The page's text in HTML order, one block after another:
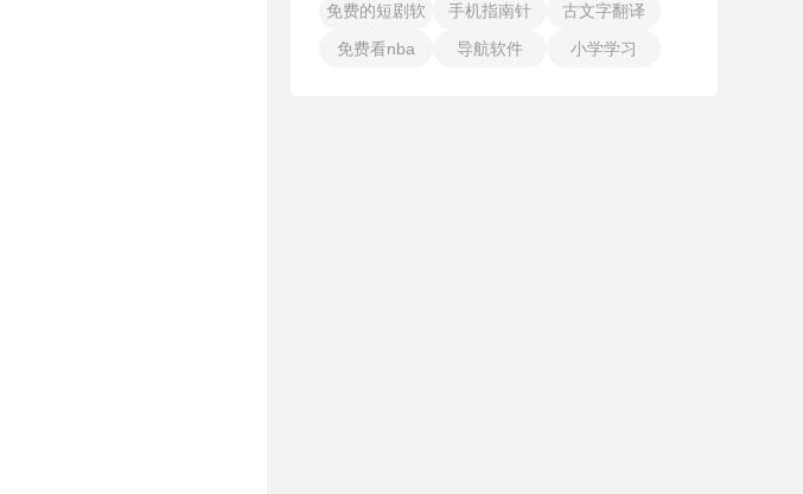
免费的短剧软
件
手机指南针
古文字翻译
免费看nba
导航软件 小学学习